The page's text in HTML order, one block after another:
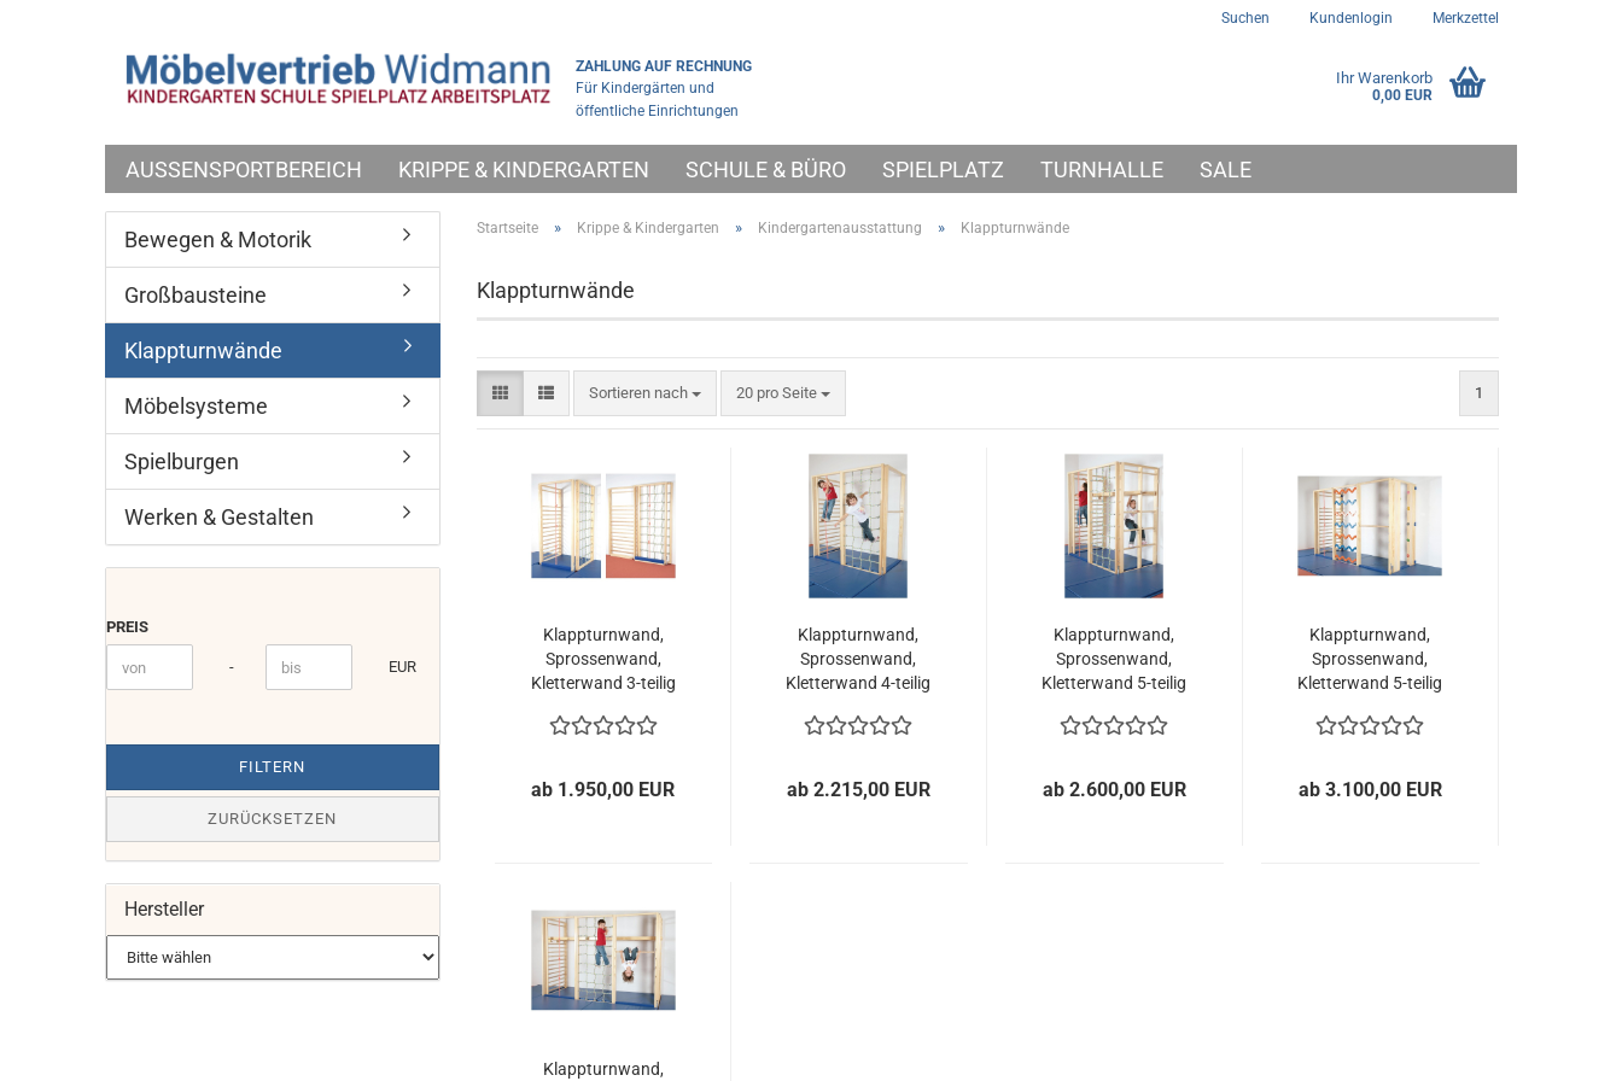
Suchen Kundenlogin Merkzettel
ZAHLUNG AUF RECHNUNG
Für Kindergärten und
öffentliche Einrichtungen
Ihr Warenkorb
0,00 EUR
AUSSENSPORTBEREICH KRIPPE & KINDERGARTEN SCHULE & BÜRO SPIELPLATZ TURNHALLE SALE
Startseite » Krippe & Kindergarten » Kindergartenausstattung » Klappturnwände
Klappturnwände
Sortieren nach
Sortieren nach 20 pro Seite
pro Seite 1
Klappturnwand,
Sprossenwand,
Kletterwand 3-teilig
ab 1.950,00 EUR
Klappturnwand,
Sprossenwand,
Kletterwand 4-teilig
ab 2.215,00 EUR
Klappturnwand,
Sprossenwand,
Kletterwand 5-teilig
ab 2.600,00 EUR
Klappturnwand,
Sprossenwand,
Kletterwand 5-teilig
ab 3.100,00 EUR
Klappturnwand,
Bewegen & Motorik
Großbausteine
Klappturnwände
Möbelsysteme
Spielburgen
Werken & Gestalten
PREIS
Preis bis - EUR
FILTERN
ZURÜCKSETZEN
Hersteller